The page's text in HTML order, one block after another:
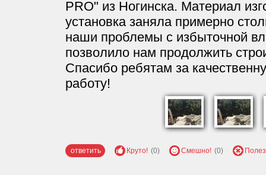
PRO" из Ногинска. Материал
установка заняла примерно
наши проблемы с избыточной
позволило нам продолжить
Спасибо ребятам за
работу!
ответить Круто! (0) Смешно! (0)